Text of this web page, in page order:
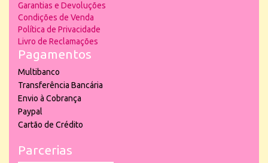
Garantias e Devoluções
Condições de Venda
Política de Privacidade
Livro de Reclamações
Pagamentos
Multibanco
Transferência Bancária
Envio à Cobrança
Paypal
Cartão de Crédito
Parcerias